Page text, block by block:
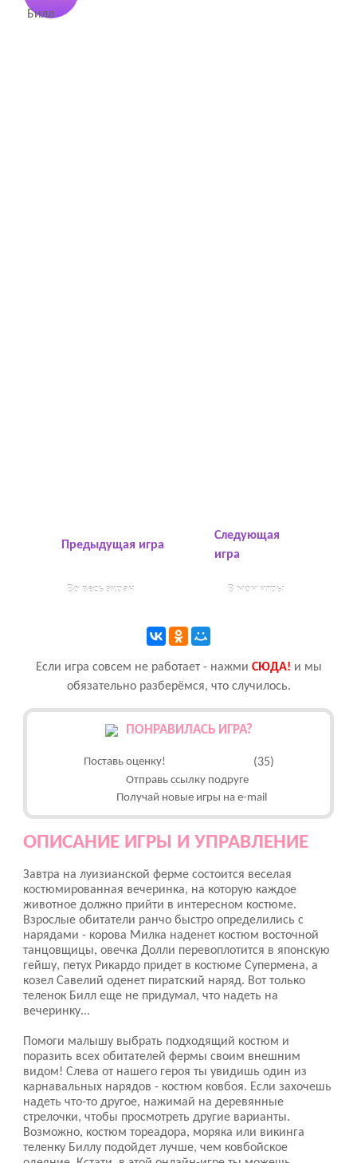
Предыдущая игра
Во весь экран В мои игры
Следующая
игра
Если игра совсем не работает - нажми CЮДА! и мы
обязательно разберёмся, что случилось.
ПОНРАВИЛАСЬ ИГРА?
Поставь оценку! (35)
Отправь ссылку подруге
Получай новые игры на e-mail
ОПИСАНИЕ ИГРЫ И УПРАВЛЕНИЕ
Завтра на луизианской ферме состоится веселая
костюмированная вечеринка, на которую каждое
животное должно прийти в интересном костюме.
Взрослые обитатели ранчо быстро определились с
нарядами - корова Милка наденет костюм восточной
танцовщицы, овечка Долли перевоплотится в японскую
гейшу, петух Рикардо придет в костюме Супермена, а
козел Савелий оденет пиратский наряд. Вот только
теленок Билл еще не придумал, что надеть на
вечеринку...
Помоги малышу выбрать подходящий костюм и
поразить всех обитателей фермы своим внешним
видом! Слева от нашего героя ты увидишь один из
карнавальных нарядов - костюм ковбоя. Если захочешь
надеть что-то другое, нажимай на деревянные
стрелочки, чтобы просмотреть другие варианты.
Возможно, костюм тореадора, моряка или викинга
теленку Биллу подойдет лучше, чем ковбойское